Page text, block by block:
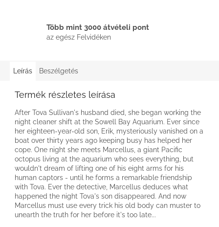
Több mint 3000 átvételi pont
az egész Felvidéken
Leírás Beszélgetés
Termék részletes leírása
After Tova Sullivan's husband died, she began working the
night cleaner shift at the Sowell Bay Aquarium. Ever since
her eighteen-year-old son, Erik, mysteriously vanished on a
boat over thirty years ago keeping busy has helped her
cope. One night she meets Marcellus, a giant Pacific
octopus living at the aquarium who sees everything, but
wouldn't dream of lifting one of his eight arms for his
human captors - until he forms a remarkable friendship
with Tova. Ever the detective, Marcellus deduces what
happened the night Tova's son disappeared. And now
Marcellus must use every trick his old body can muster to
unearth the truth for her before it's too late...